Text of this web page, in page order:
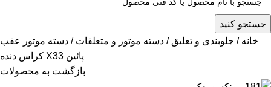
جستجو کنید
خانه جلوبندی و تعلیق دسته موتور و متعلقات دسته موتور عقب
پائین X33 کراس دنده
بازگشت به محصولات